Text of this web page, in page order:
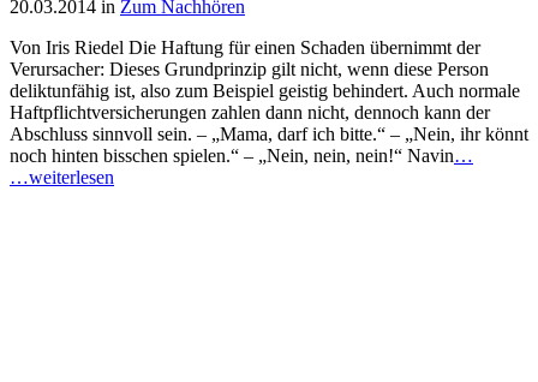
20.03.2014 in Zum Nachhören
Von Iris Riedel Die Haftung für einen Schaden übernimmt der
Verursacher: Dieses Grundprinzip gilt nicht, wenn diese Person
deliktunfähig ist, also zum Beispiel geistig behindert. Auch normale
Haftpflichtversicherungen zahlen dann nicht, dennoch kann der
Abschluss sinnvoll sein. – „Mama, darf ich bitte.“ – „Nein, ihr könnt
noch hinten bisschen spielen.“ – „Nein, nein, nein!“ Navin…
…weiterlesen